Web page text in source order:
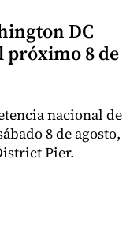
DC
próximo 8 de
nacional de
8 de agosto,
Pier.